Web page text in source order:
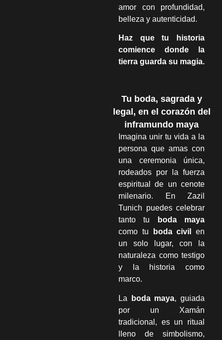
amor con profundidad,
belleza y autenticidad.
Haz que tu historia
comience donde la
tierra guarda su magia.
Tu boda, sagrada y
legal, en el corazón del
inframundo maya
Imagina unir tu vida a la
persona que amas con
una ceremonia única,
rodeados por la fuerza
espiritual de un cenote
milenario. En Zazil
Tunich puedes celebrar
tanto tu
boda maya
como tu
boda civil
en
un solo lugar, con la
naturaleza como testigo
y la historia como
marco.
La boda maya, guiada
por un Xamán
tradicional, es un ritual
lleno de simbolismo,